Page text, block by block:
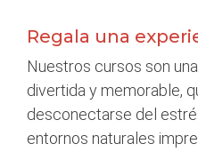
Regala una
Nuestros cursos son
divertida y memorable,
desconectarse del
entornos naturales